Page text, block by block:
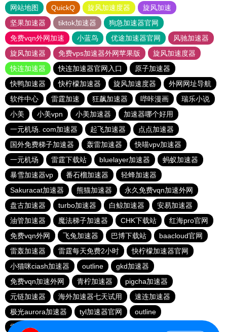
网站地图 QuickQ 旋风加速度器
旋风加速
坚果加速器
tiktok加速器
狗急加速器官网
免费vqn外网加速
小蓝鸟 优途加速器官网
风驰加速器
旋风加速器
免费vps加速器外网苹果版
旋风加速度器
快连加速器
快连加速器官网入口
原子加速器
快鸭加速器
快柠檬加速器 旋风加速度器
外网网址导航
软件中心
雷霆加速 狂飙加速器 哔咔漫画
瑞乐小说
小美
小美vpn 小美加速器
加速器哪个好用
一元机场. com加速器
起飞加速器
点点加速器
国外免费梯子加速器
轰雷加速器
快喵vpv加速器
一元机场
雷霆下载站 bluelayer加速器
蚂蚁加速器
暴雪加速器vp
番石榴加速器
轻蜂加速器
Sakuracat加速器
熊猫加速器
永久免费vqn加速外网
盘古加速器
turbo加速器 白鲸加速器
安易加速器
油管加速器
魔法梯子加速器 CHK下载站
红海pro官网
免费vqn外网
飞兔加速器 巴博下载站
baacloud官网
雷轰加速器
雷霆每天免费2小时
快柠檬加速器官网
小猫咪ciash加速器
outline
gkd加速器
免费vqn加速外网
青柠加速器
pigcha加速器
元链加速器
海外加速器七天试用
速连加速器
极光aurora加速器
tyl加速器官网
outline
雷霆加速免费永久